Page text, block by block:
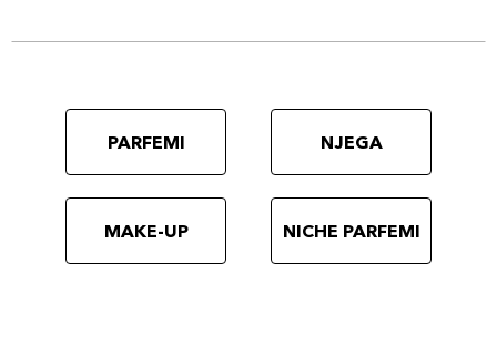
PARFEMI NJEGA
MAKE-UP NICHE PARFEMI